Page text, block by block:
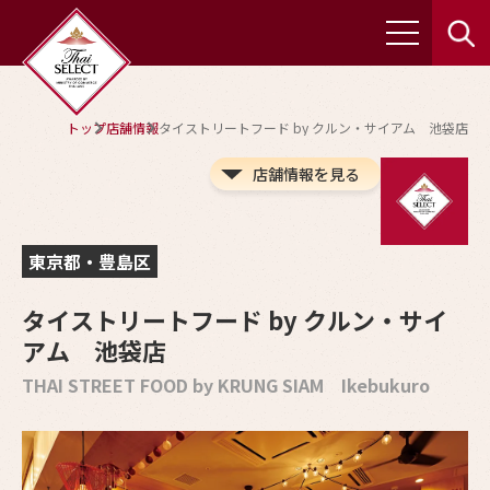
トップ店舗情報タイストリートフード by クルン・サイアム 池袋店
店舗情報を見る
東京都・豊島区
タイストリートフード by クルン・サイ
アム 池袋店
THAI STREET FOOD by KRUNG SIAM Ikebukuro